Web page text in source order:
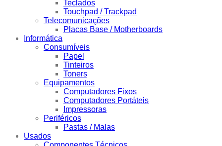
Teclados
Touchpad / Trackpad
Telecomunicações
Placas Base / Motherboards
Informática
Consumíveis
Papel
Tinteiros
Toners
Equipamentos
Computadores Fixos
Computadores Portáteis
Impressoras
Periféricos
Pastas / Malas
Usados